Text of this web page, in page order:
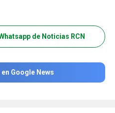
de Noticias RCN
Google News